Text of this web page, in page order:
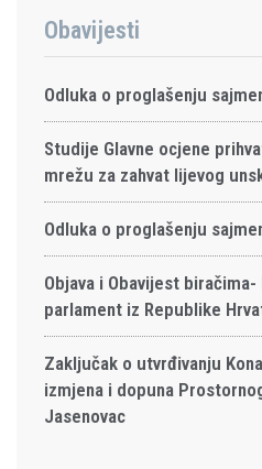
Obavijesti
Odluka o proglašenju
Studije Glavne ocjene
mrežu za zahvat lijevog
Odluka o proglašenju
Objava i Obavijest
parlament iz Republike
Zaključak o utvrđivanju
izmjena i dopuna
Jasenovac